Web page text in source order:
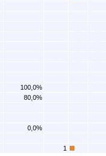
100,0%
80,0%
0,0%
1